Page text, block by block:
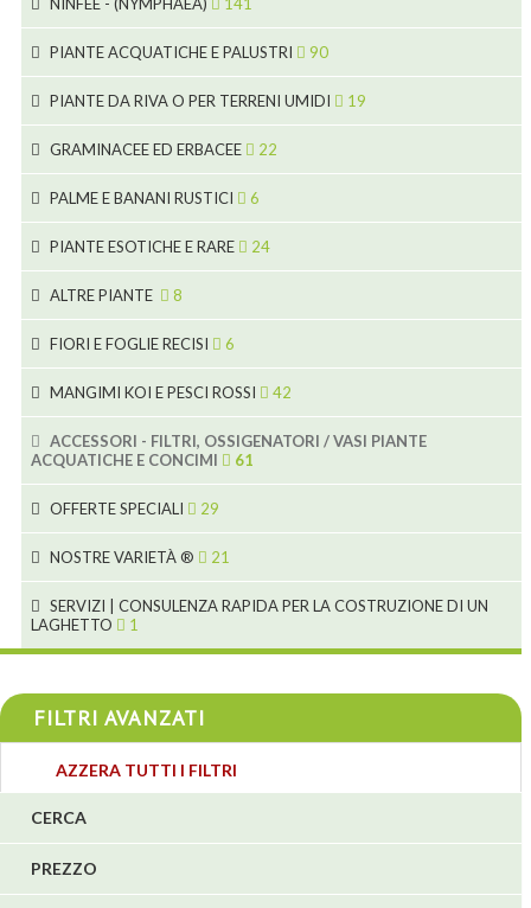
6
6
9
8
5
6
5
3
4
5
9
20
24
NINFEE - (NYMPHAEA) 141
4
46
53
5
9
PIANTE ACQUATICHE E PALUSTRI 90
8
9
7
PIANTE DA RIVA O PER TERRENI UMIDI 19
15
GRAMINACEE ED ERBACEE 22
10
PALME E BANANI RUSTICI 6
3
PIANTE ESOTICHE E RARE 24
ALTRE PIANTE 8
FIORI E FOGLIE RECISI 6
2
1
MANGIMI KOI E PESCI ROSSI 42
28
1
ACCESSORI - FILTRI, OSSIGENATORI / VASI PIANTE
ACQUATICHE E CONCIMI
61
4
3
5
OFFERTE SPECIALI 29
NOSTRE VARIETÀ ® 21
SERVIZI | CONSULENZA RAPIDA PER LA COSTRUZIONE DI UN
LAGHETTO
1
FILTRI AVANZATI
AZZERA TUTTI I FILTRI
CERCA
PREZZO